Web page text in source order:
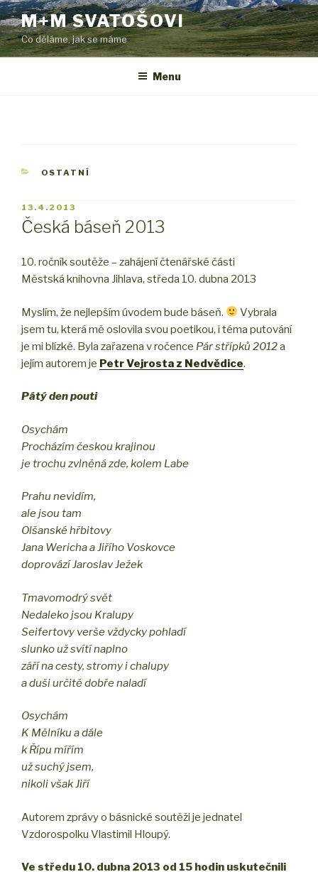
Přejít
k
obsahu
webu
M+M SVATOŠOVI
Co děláme, jak se máme
Menu
RUBRIKY
OSTATNÍ
PUBLIKOVÁNO
13.4.2013
Česká báseň 2013
10. ročník soutěže – zahájení čtenářské části
Městská knihovna Jihlava, středa 10. dubna 2013
Myslím, že nejlepším úvodem bude báseň.
Vybrala
jsem tu, která mě oslovila svou poetikou, i téma putování
je mi blízké. Byla zařazena v ročence Pár střípků 2012a
jejím autorem je Petr Vejrosta z Nedvědice.
Pátý den pouti
Osychám
Procházím českou krajinou
je trochu zvlněná zde, kolem Labe
Prahu nevidím,
ale jsou tam
Olšanské hřbitovy
Jana Wericha a Jiřího Voskovce
doprovází Jaroslav Ježek
Tmavomodrý svět
Nedaleko jsou Kralupy
Seifertovy verše vždycky pohladí
slunko už svítí naplno
září na cesty, stromy i chalupy
a duši určitě dobře naladí
Osychám
K Mělníku a dále
k Řípu mířím
už suchý jsem,
nikoli však Jiří
Autorem zprávy o básnické soutěži je jednatel
Vzdorospolku Vlastimil Hloupý.
Ve středu 10. dubna 2013 od 15 hodin uskutečnili